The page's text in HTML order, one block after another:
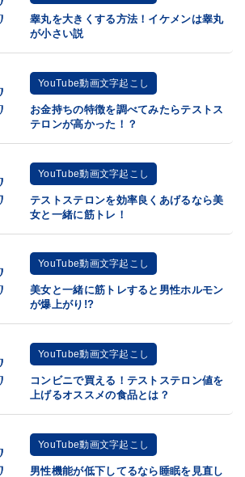
睾丸を大きくする方法！イケメンは睾丸
が小さい説
YouTube動画文字起こし
お金持ちの特徴を調べてみたらテストス
テロンが高かった！？
YouTube動画文字起こし
テストステロンを効率良くあげるなら美
女と一緒に筋トレ！
YouTube動画文字起こし
美女と一緒に筋トレすると男性ホルモン
が爆上がり!?
YouTube動画文字起こし
コンビニで買える！テストステロン値を
上げるオススメの食品とは？
YouTube動画文字起こし
男性機能が低下してるなら睡眠を見直し